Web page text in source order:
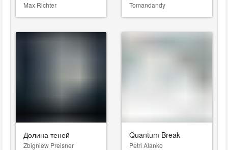
Max Richter Tomandandy
Долина теней
Zbigniew Preisner
Quantum Break
Petri Alanko